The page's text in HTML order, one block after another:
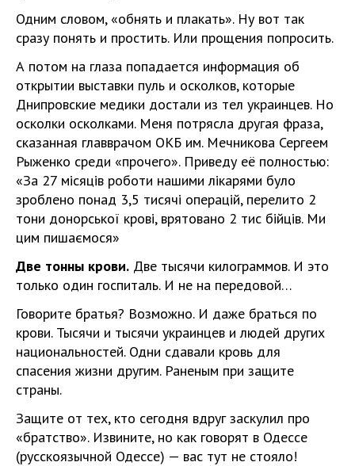
Одним словом, «обнять и плакать». Ну вот так
сразу понять и простить. Или прощения попросить.
А потом на глаза попадается информация об
открытии выставки пуль и осколков, которые
Днипровские медики достали из тел украинцев. Но
осколки осколками. Меня потрясла другая фраза,
сказанная главврачом ОКБ им. Мечникова Сергеем
Рыженко среди «прочего». Приведу её полностью:
«За 27 місяців роботи нашими лікарями було
зроблено понад 3,5 тисячі операцій, перелито 2
тони донорської крові, врятовано 2 тис бійців. Ми
цим пишаємося»
Две тонны крови. Две тысячи килограммов. И это
только один госпиталь. И не на передовой…
Говорите братья? Возможно. И даже браться по
крови. Тысячи и тысячи украинцев и людей других
национальностей. Одни сдавали кровь для
спасения жизни другим. Раненым при защите
страны.
Защите от тех, кто сегодня вдруг заскулил про
«братство». Извините, но как говорят в Одессе
(русскоязычной Одессе) — вас тут не стояло!